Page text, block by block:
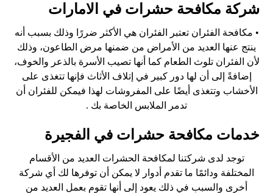
شركة مكافحة حشرات في الامارات
• مكافحة الفئران تعتبر الفئران هي الأكثر ضررًا وذلك بسبب أنه
ينتج عنها العديد من الأمراض من ضمنها مرض الطاعون، وذلك
لأن الفئران تلوث الطعام كما أنها تصيب الأسرة بالذعر والخوف،
إضافةً إلى أن لها دور كبير في إتلاف الأثاث فإنها تتغذى على
الأخشاب وتتغذى أيضًا على المفروشات لهذا فيمكن للفئران أن
تدمر الملابس الخاصة بك .
خدمات مكافحة حشرات في الفجيرة
توجد لدى شركتنا لمكافحة الحشرات العديد من الأقسام
المختلفة ودائمًا ما تقدم أدوار لا يمكن أن توفرها لك أي شركة
أخرى والسبب في ذلك يعود إلى أنها تقوم بعمل العديد من